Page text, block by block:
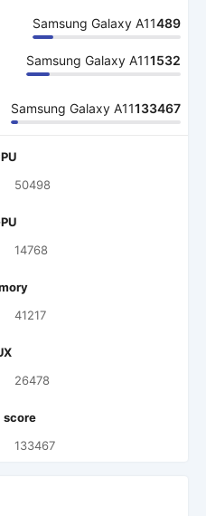
Samsung Galaxy A11489
Samsung Galaxy A111532
Samsung Galaxy A11133467
50498
14768
41217
26478
score
133467